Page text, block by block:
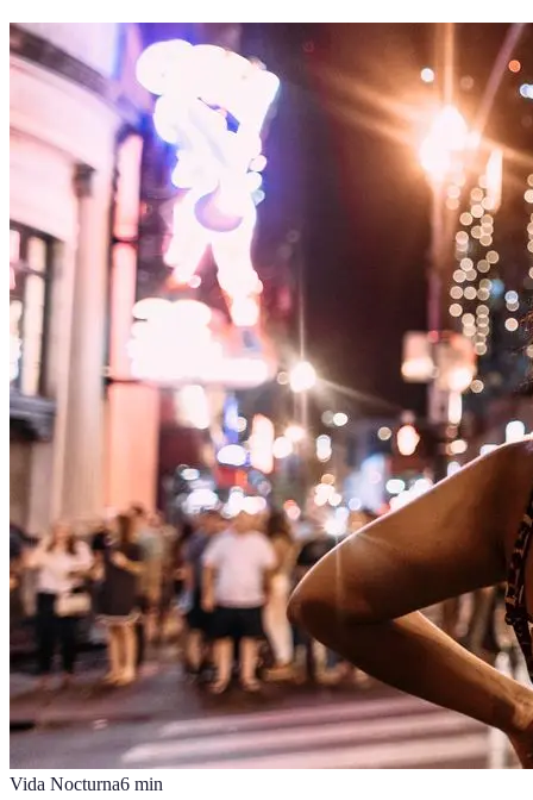
Vida Nocturna6 min